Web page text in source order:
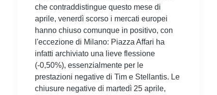
che contraddistingue questo mese di
aprile, venerdì scorso i mercati europei
hanno chiuso comunque in positivo, con
l'eccezione di Milano: Piazza Affari ha
infatti archiviato una lieve flessione
(-0,50%), essenzialmente per le
prestazioni negative di Tim e Stellantis. Le
chiusure negative di martedì 25 aprile,